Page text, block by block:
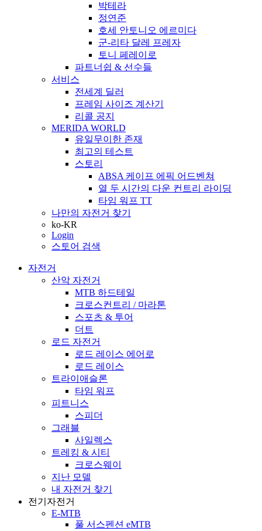
박테라
정연준
호세 안토니오 에르미다
군-리타 달레 프레자
토니 페레이로
파트너쉽 & 선수들
서비스
전세계 딜러
프레임 사이즈 계산기
리콜 공지
MERIDA WORLD
유일무이한 존재
최고의 테스트
스토리
ABSA 케이프 에픽 어드벤쳐
열 두 시간의 다운 컨트리 라이딩
타임 워프 TT
나만의 자전거 찾기
ko-KR
Login
스토어 검색
자전거
산악 자전거
MTB 하드테일
크로스컨트리 / 마라톤
스포츠 & 투어
더트
로드 자전거
로드 레이스 에어로
로드 레이스
트라이애슬론
타임 워프
피트니스
스피더
그래블
사일렉스
트레킹 & 시티
크로스웨이
지난 모델
내 자전거 찾기
전기자전거
E-MTB
풀 서스펜션 eMTB